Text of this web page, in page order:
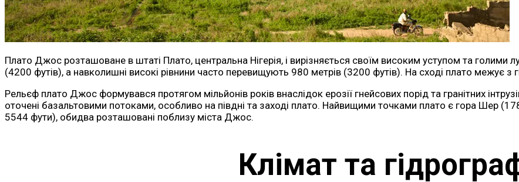
Плато Джос розташоване в штаті Плато, центральна Нігерія, і вирізняється своїм високим уступом та голими
(4200 футів), а навколишні високі рівнини часто перевищують 980 метрів (3200 футів). На сході плато межує з
Рельєф плато Джос формувався протягом мільйонів років внаслідок ерозії гнейсових порід та гранітних
оточені базальтовими потоками, особливо на півдні та заході плато. Найвищими точками плато є гора Шер
5544 фути), обидва розташовані поблизу міста Джос.
Клімат та